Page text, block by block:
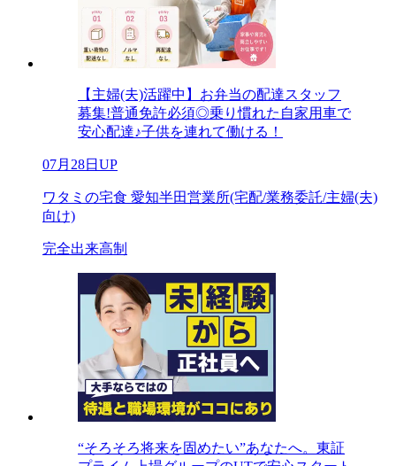
【主婦(夫)活躍中】お弁当の配達スタッフ
募集!普通免許必須◎乗り慣れた自家用車で
安心配達♪子供を連れて働ける！
07月28日UP
ワタミの宅食 愛知半田営業所(宅配/業務委託/主婦(夫)
向け)
完全出来高制
“そろそろ将来を固めたい”あなたへ。東証